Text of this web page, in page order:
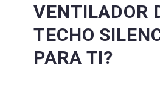
VENTILADOR
TECHO
PARA TI?